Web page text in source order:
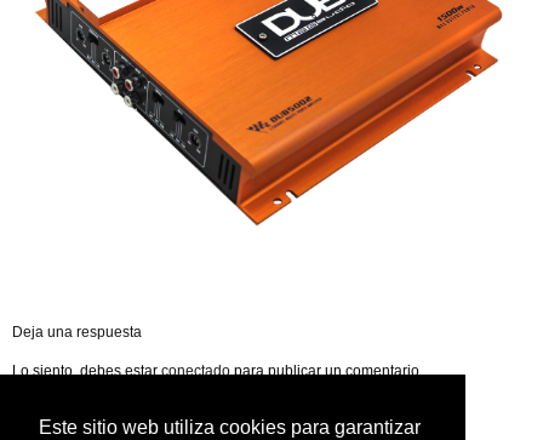
Deja una respuesta
Lo siento, debes estarconectadopara publicar un comentario.
Este sitio web utiliza cookies para garantizar